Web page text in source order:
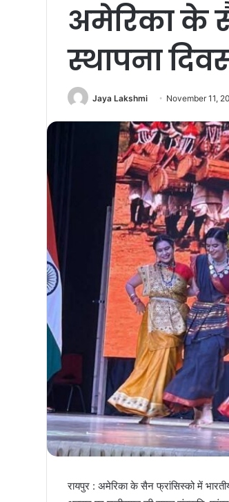
अमेरिका के
स्थापना
Jaya Lakshmi November 11,
रायपुर : अमेरिका के सैन फ्रांसिस्को में